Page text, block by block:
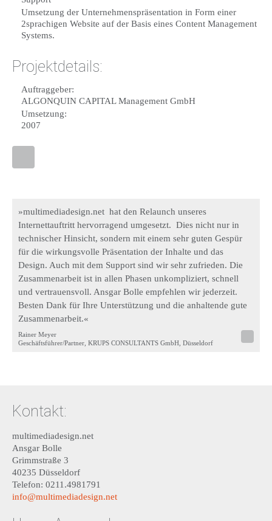
Umsetzung der Unternehmenspräsentation in Form einer
2sprachigen Website auf der Basis eines Content Management
Systems.
Projektdetails:
Auftraggeber:
ALGONQUIN CAPITAL Management GmbH
Umsetzung:
2007
»multimediadesign.net hat den Relaunch unseres
Internettauftritt hervorragend umgesetzt. Dies nicht nur in
technischer Hinsicht, sondern mit einem sehr guten Gespür
für die wirkungsvolle Präsentation der Inhalte und das
Design. Auch mit dem Support sind wir sehr zufrieden. Die
Zusammenarbeit ist in allen Phasen unkompliziert, schnell
und vertrauensvoll. Ansgar Bolle empfehlen wir jederzeit.
Besten Dank für Ihre Unterstützung und die anhaltende gute
Zusammenarbeit.«
Rainer Meyer
Geschäftsführer/Partner, KRUPS CONSULTANTS GmbH, Düsseldorf
Kontakt:
multimediadesign.net
Ansgar Bolle
Grimmstraße 3
40235 Düsseldorf
Telefon: 0211.4981791
info@multimediadesign.net